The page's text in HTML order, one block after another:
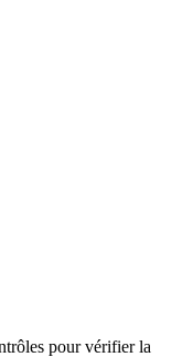
pour vérifier la